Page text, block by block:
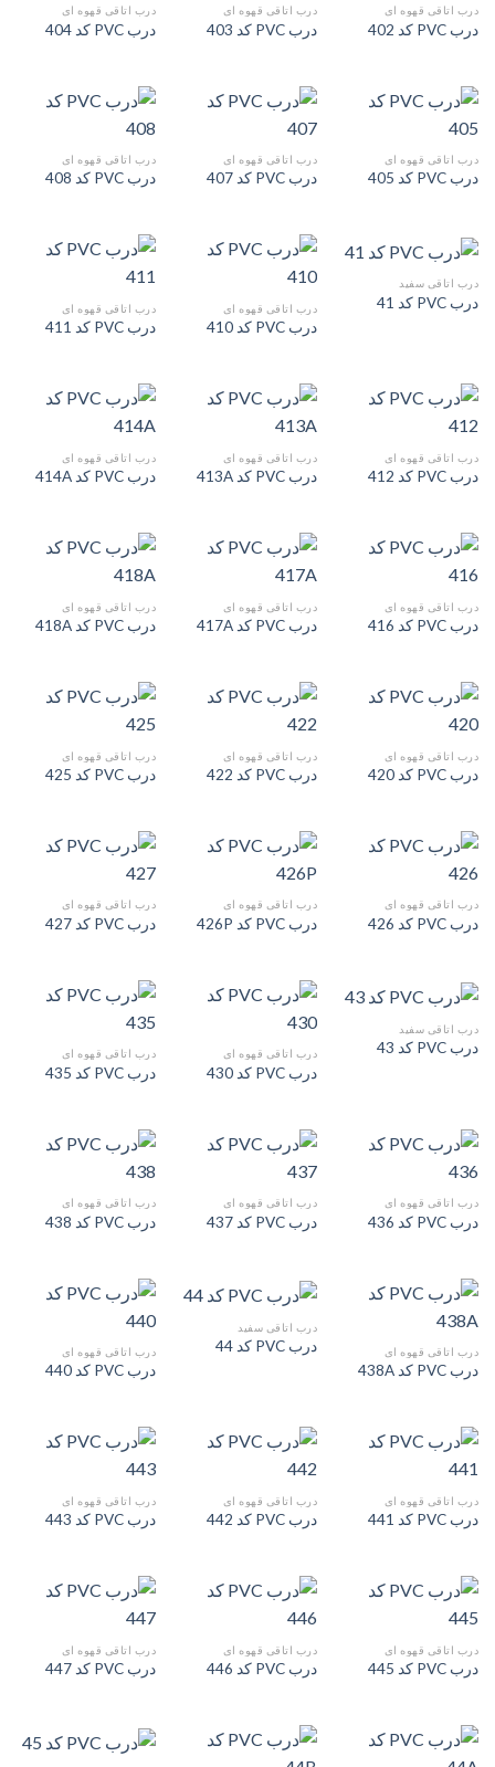
درب اتاقی قهوه ای
درب PVC کد 402
درب اتاقی قهوه ای
درب PVC کد 403
درب اتاقی قهوه ای
درب PVC کد 404
درب اتاقی قهوه ای
درب PVC کد 405
درب اتاقی قهوه ای
درب PVC کد 407
درب اتاقی قهوه ای
درب PVC کد 408
درب اتاقی سفید
درب PVC کد 41 درب اتاقی قهوه ای
درب PVC کد 410
درب اتاقی قهوه ای
درب PVC کد 411
درب اتاقی قهوه ای
درب PVC کد 412
درب اتاقی قهوه ای
درب PVC کد 413A
درب اتاقی قهوه ای
درب PVC کد 414A
درب اتاقی قهوه ای
درب PVC کد 416
درب اتاقی قهوه ای
درب PVC کد 417A
درب اتاقی قهوه ای
درب PVC کد 418A
درب اتاقی قهوه ای
درب PVC کد 420
درب اتاقی قهوه ای
درب PVC کد 422
درب اتاقی قهوه ای
درب PVC کد 425
درب اتاقی قهوه ای
درب PVC کد 426
درب اتاقی قهوه ای
درب PVC کد 426P
درب اتاقی قهوه ای
درب PVC کد 427
درب اتاقی سفید
درب PVC کد 43 درب اتاقی قهوه ای
درب PVC کد 430
درب اتاقی قهوه ای
درب PVC کد 435
درب اتاقی قهوه ای
درب PVC کد 436
درب اتاقی قهوه ای
درب PVC کد 437
درب اتاقی قهوه ای
درب PVC کد 438
درب اتاقی قهوه ای
درب PVC کد 438A
درب اتاقی سفید
درب PVC کد 44 درب اتاقی قهوه ای
درب PVC کد 440
درب اتاقی قهوه ای
درب PVC کد 441
درب اتاقی قهوه ای
درب PVC کد 442
درب اتاقی قهوه ای
درب PVC کد 443
درب اتاقی قهوه ای
درب PVC کد 445
درب اتاقی قهوه ای
درب PVC کد 446
درب اتاقی قهوه ای
درب PVC کد 447